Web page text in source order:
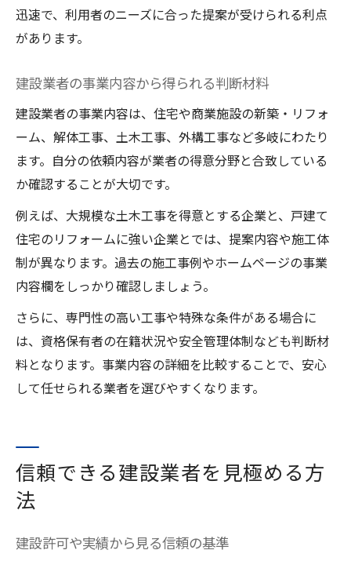
迅速で、利用者のニーズに合った提案が受けられる利点
があります。
建設業者の事業内容から得られる判断材料
建設業者の事業内容は、住宅や商業施設の新築・リフォ
ーム、解体工事、土木工事、外構工事など多岐にわたり
ます。自分の依頼内容が業者の得意分野と合致している
か確認することが大切です。
例えば、大規模な土木工事を得意とする企業と、戸建て
住宅のリフォームに強い企業とでは、提案内容や施工体
制が異なります。過去の施工事例やホームページの事業
内容欄をしっかり確認しましょう。
さらに、専門性の高い工事や特殊な条件がある場合に
は、資格保有者の在籍状況や安全管理体制なども判断材
料となります。事業内容の詳細を比較することで、安心
して任せられる業者を選びやすくなります。
信頼できる建設業者を見極める方
法
建設許可や実績から見る信頼の基準